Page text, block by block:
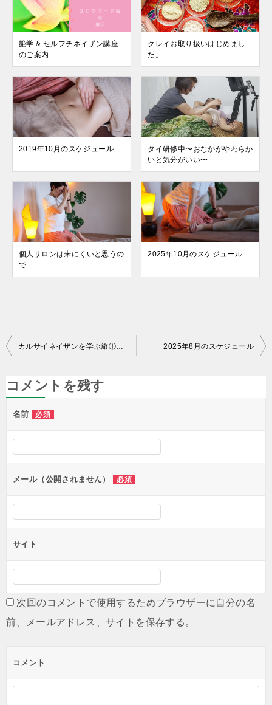
艶学 & セルフチネイザン講座
のご案内
クレイお取り扱いはじめまし
た。
2019年10月のスケジュール
タイ研修中〜おなかがやわらか
いと気分がいい〜
個人サロンは来にくいと思うの
で…
2025年10月のスケジュール
投
ナ
ビ
ゲ
ー
ョ
ン
カルサイネイザンを学ぶ旅①〜2025年@チェンマイ〜 2025年8月のスケジュール
コメントを残す
名前 必須
メール（公開されません） 必須
サイト
次回のコメントで使用するためブラウザーに自分の名
前、メールアドレス、サイトを保存する。
コメント